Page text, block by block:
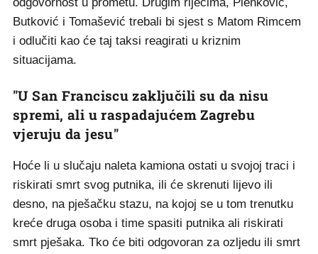
Butković i Tomašević trebali bi sjest s Matom Rimcem
i odlučiti kao će taj taksi reagirati u kriznim
situacijama.
"U San Franciscu zaključili su da nisu
spremi, ali u raspadajućem Zagrebu
vjeruju da jesu"
Hoće li u slučaju naleta kamiona ostati u svojoj traci i
riskirati smrt svog putnika, ili će skrenuti lijevo ili
desno, na pješačku stazu, na kojoj se u tom trenutku
kreće druga osoba i time spasiti putnika ali riskirati
smrt pješaka. Tko će biti odgovoran za ozljedu ili smrt